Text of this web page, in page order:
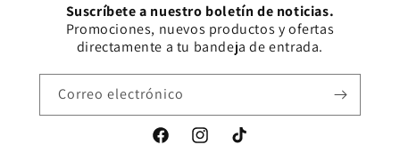
Suscríbete a nuestro boletín de noticias.
Promociones, nuevos productos y ofertas
directamente a tu bandeja de entrada.
Correo electrónico
FacebookInstagramTikTok